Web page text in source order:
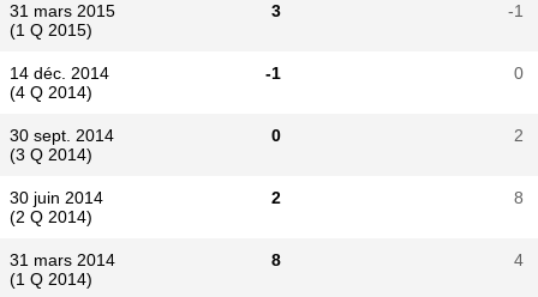
31 mars 2015
(1 Q 2015)
3 -1
14 déc. 2014
(4 Q 2014)
-1 0
30 sept. 2014
(3 Q 2014)
0 2
30 juin 2014
(2 Q 2014)
2 8
31 mars 2014
(1 Q 2014)
8 4